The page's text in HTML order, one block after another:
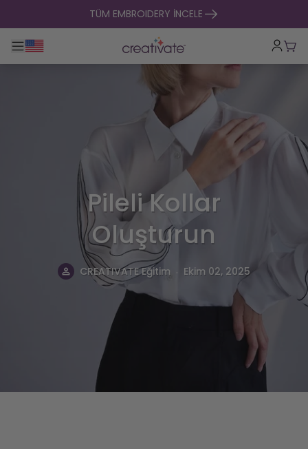
TÜM EMBROIDERY İNCELE
Ana gezintiyi aç / kapat
Pileli Kollar
Oluşturun
CREATIVATE Eğitim . Ekim 02, 2025